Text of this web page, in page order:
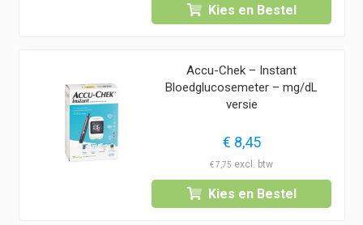
Kies en Bestel
Accu-Chek – Instant
Bloedglucosemeter – mg/dL
versie
€ 8,45
€7,75
Kies en Bestel